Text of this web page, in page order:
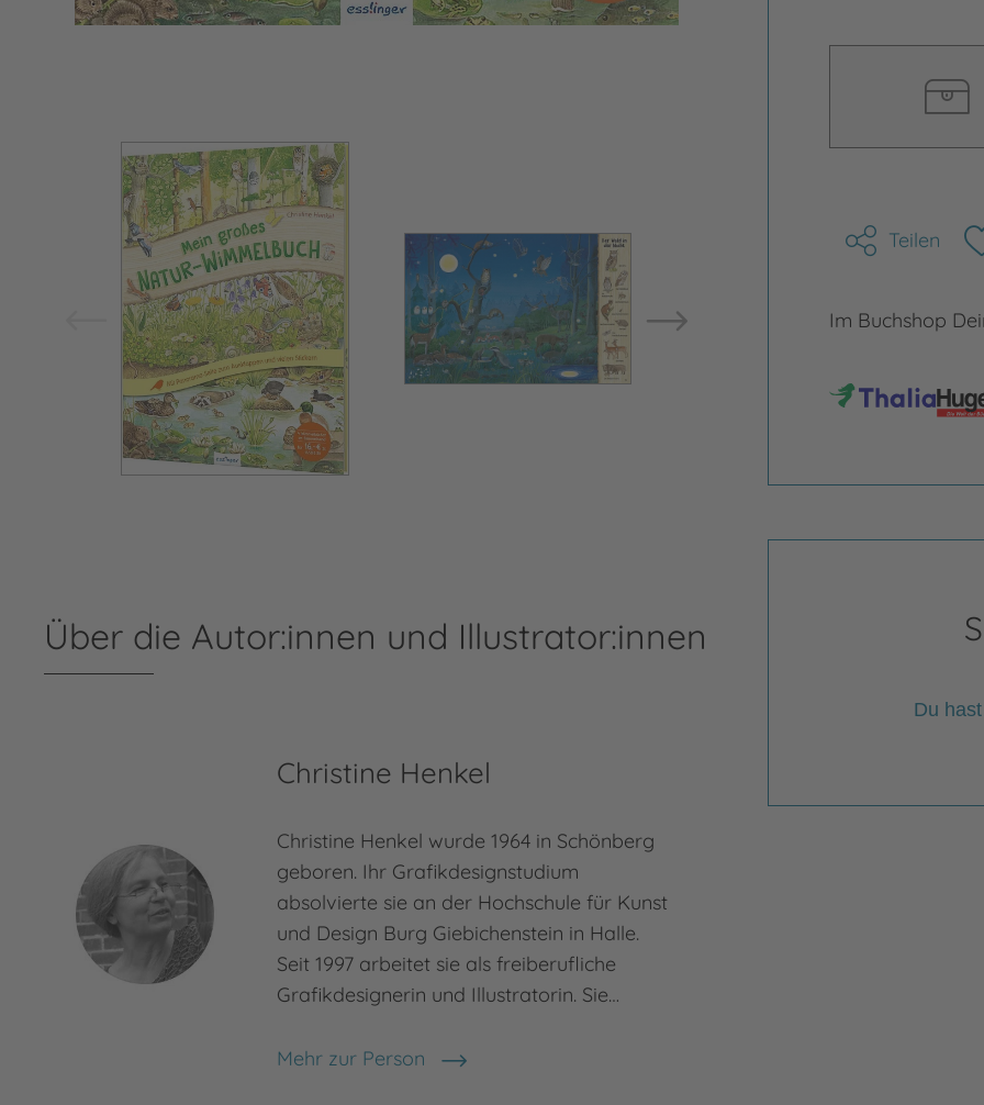
Bild
Teilen
Im Buchshop
Du
Über die Autor:innen und Illustrator:innen
Christine Henkel
Christine Henkel wurde 1964 in Schönberg
geboren. Ihr Grafikdesignstudium
absolvierte sie an der Hochschule für Kunst
und Design Burg Giebichenstein in Halle.
Seit 1997 arbeitet sie als freiberufliche
Grafikdesignerin und Illustratorin. Sie…
Mehr zur Person
Christine Henkel